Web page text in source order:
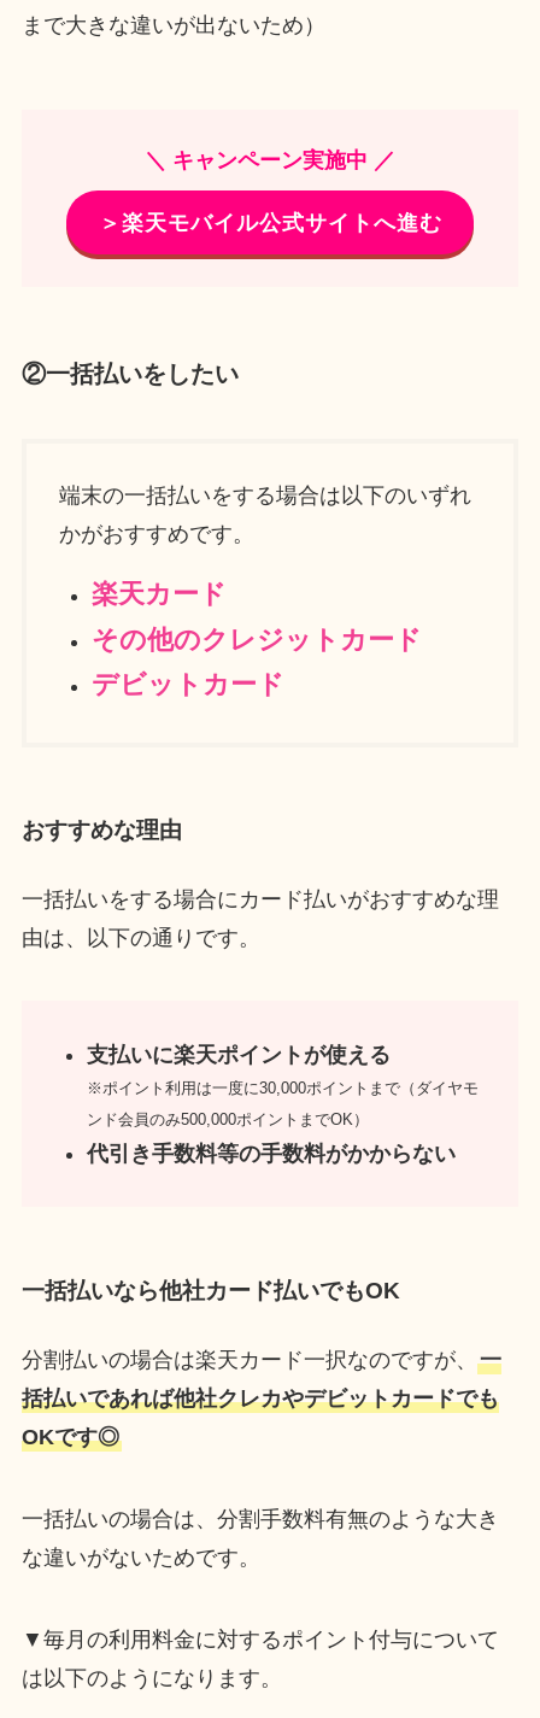
まで大きな違いが出ないため）
＼ キャンペーン実施中 ／
＞楽天モバイル公式サイトへ進む
②一括払いをしたい
端末の一括払いをする場合は以下のいずれ
かがおすすめです。
楽天カード
その他のクレジットカード
デビットカード
おすすめな理由
一括払いをする場合にカード払いがおすすめな理
由は、以下の通りです。
支払いに楽天ポイントが使える
※ポイント利用は一度に30,000ポイントまで（ダイヤモ
ンド会員のみ500,000ポイントまでOK）
代引き手数料等の手数料がかからない
一括払いなら他社カード払いでもOK
分割払いの場合は楽天カード一択なのですが、 一
括払いであれば他社クレカやデビットカードでも
OKです◎
一括払いの場合は、分割手数料有無のような大き
な違いがないためです。
▼毎月の利用料金に対するポイント付与について
は以下のようになります。